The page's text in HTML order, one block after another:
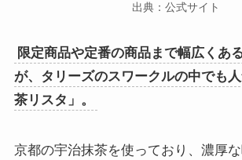
出典：公式サイト
限定商品や定番の商品まで幅広くあ
が、タリーズのスワークルの中でも
茶リスタ」。
京都の宇治抹茶を使っており、濃厚